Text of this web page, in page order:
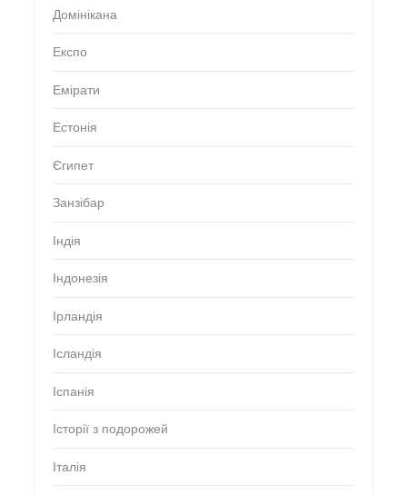
Домінікана
Експо
Емірати
Естонія
Єгипет
Занзібар
Індія
Індонезія
Ірландія
Ісландія
Іспанія
Історії з подорожей
Італія